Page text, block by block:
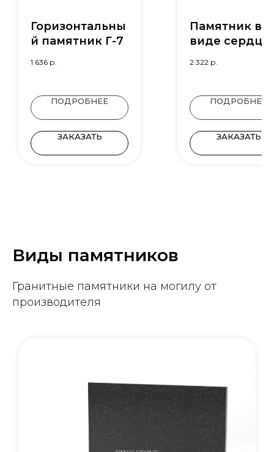
Горизонтальны
й памятник Г-7
1 636 р.
ПОДРОБНЕЕ
ЗАКАЗАТЬ
Памятник в
виде сердца
2 322 р.
ПОДРОБНЕЕ
ЗАКАЗАТЬ
Виды памятников
Гранитные памятники на могилу от
производителя